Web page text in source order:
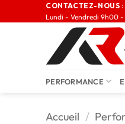
CONTACTEZ-NOUS :
Lundi - Vendredi 9h00 -
PERFORMANCE
Accueil /